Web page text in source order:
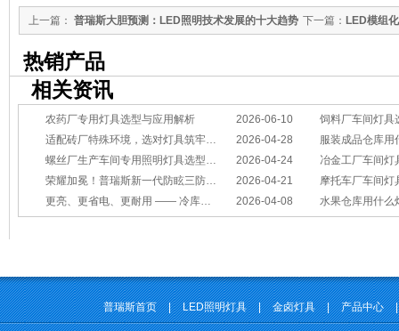
下一篇： LED模组
上一篇： 普瑞斯大胆预测：LED照明技术发展的十大趋势
热销产品
相关资讯
2026-06-10
农药厂专用灯具选型与应用解析
饲料厂车间灯具
2026-04-28
适配砖厂特殊环境，选对灯具筑牢生产安全线
服装成品仓库用
2026-04-24
螺丝厂生产车间专用照明灯具选型方案
冶金工厂车间灯具选型指南：
2026-04-21
荣耀加冕！普瑞斯新一代防眩三防灯BC-L斩获2026阿拉丁神灯奖
摩托车厂车间灯具怎么选？
2026-04-08
更亮、更省电、更耐用 —— 冷库照明优选 水果仓库用什么
普瑞斯首页 | LED照明灯具 | 金卤灯具 | 产品中心 |